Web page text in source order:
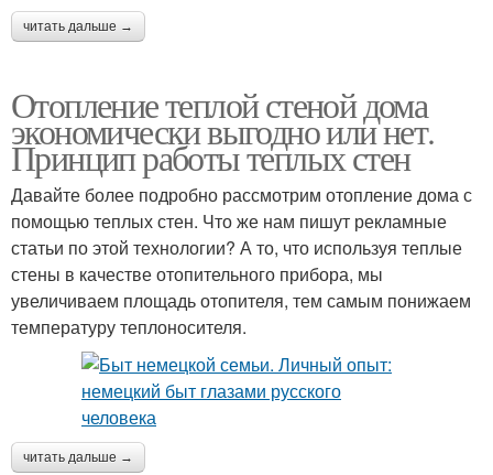
читать дальше →
Отопление теплой стеной дома
экономически выгодно или нет.
Принцип работы теплых стен
Давайте более подробно рассмотрим отопление дома с
помощью теплых стен. Что же нам пишут рекламные
статьи по этой технологии? А то, что используя теплые
стены в качестве отопительного прибора, мы
увеличиваем площадь отопителя, тем самым понижаем
температуру теплоносителя.
читать дальше →